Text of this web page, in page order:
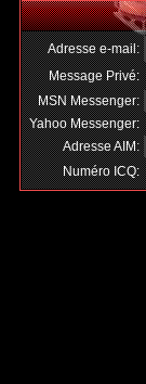
Adresse e-mail:
Message Privé:
MSN Messenger:
Yahoo Messenger:
Adresse AIM:
Numéro ICQ: